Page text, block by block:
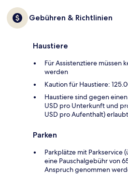
Gebühren & Richtlinien
Haustiere
Für Assistenztiere müssen
werden
Kaution für Haustiere:
Haustiere sind gegen
USD pro Unterkunft und
USD pro Aufenthalt)
Parken
Parkplätze mit
eine Pauschalgebühr von
Anspruch genommen